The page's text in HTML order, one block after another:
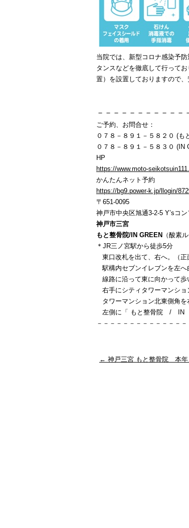
当院では、新型コロナ感染予
タンスなどを徹底して行って
置）を設置しておりますので
－－－－－－－－－－－
ご予約、お問合せ：
０７８－８９１－５８２０ (も
０７８－８９１－５８３０
HP
https://www.moto-
かんたんネット予約
https://bg9.power-k.jp/llogin/
〒651-0095
神戸市中央区旭通3-2-5 Y’sコ
神戸市三宮
もと整骨院/IN GREEN
（酸素
＊JR三ノ宮駅から徒歩5分
東口改札を出て、右へ。（正
駅構内セブンイレブンを左へ
線路に沿って東に向かって歩
右手にシティタワーマンショ
タワーマンション北東側角を
左側に「 もと整骨院 / IN
－－－－－－－－－－－－－
← 神戸三宮 もと整骨院 本年